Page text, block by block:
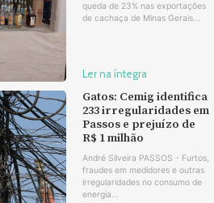
queda de 23% nas exportações
de cachaça de Minas Gerais...
Ler na íntegra
Gatos: Cemig identifica
233 irregularidades em
Passos e prejuízo de
R$ 1 milhão
André Silveira PASSOS - Furtos,
fraudes em medidores e outras
irregularidades no consumo de
energia...